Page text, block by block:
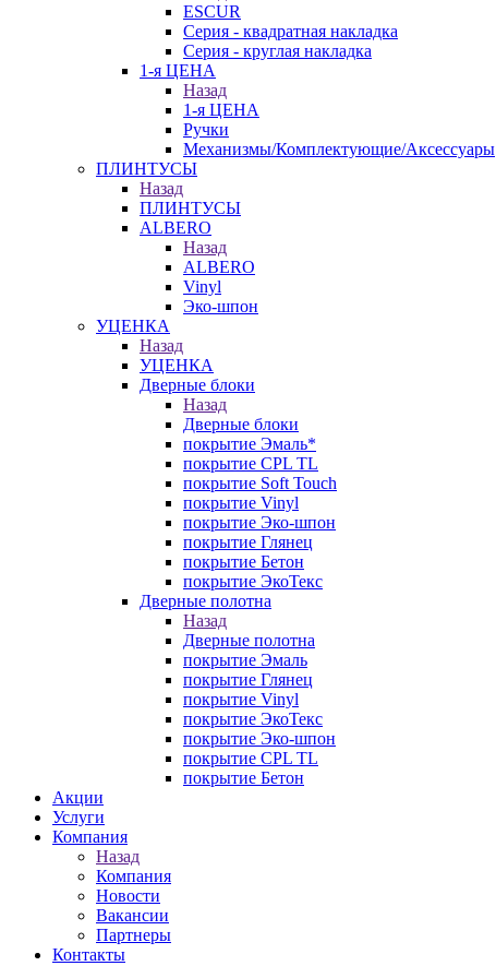
ESCUR
Серия - квадратная накладка
Серия - круглая накладка
1-я ЦЕНА
Назад
1-я ЦЕНА
Ручки
Механизмы/Комплектующие/Аксессуары
ПЛИНТУСЫ
Назад
ПЛИНТУСЫ
ALBERO
Назад
ALBERO
Vinyl
Эко-шпон
УЦЕНКА
Назад
УЦЕНКА
Дверные блоки
Назад
Дверные блоки
покрытие Эмаль*
покрытие CPL TL
покрытие Soft Touch
покрытие Vinyl
покрытие Эко-шпон
покрытие Глянец
покрытие Бетон
покрытие ЭкоТекс
Дверные полотна
Назад
Дверные полотна
покрытие Эмаль
покрытие Глянец
покрытие Vinyl
покрытие ЭкоТекс
покрытие Эко-шпон
покрытие CPL TL
покрытие Бетон
Акции
Услуги
Компания
Назад
Компания
Новости
Вакансии
Партнеры
Контакты